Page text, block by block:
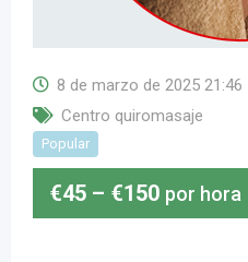
8 de marzo de 2025 21:46
Centro quiromasaje
Popular
€45 – €150 por hora